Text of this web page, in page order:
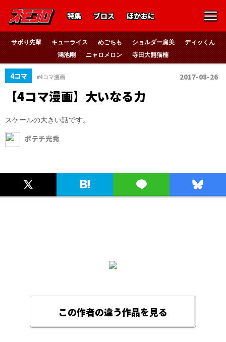
特集 ブロス ほかおに
サボり先輩 キューライス めごちも ショルダー肩美
ディッくん
鴻池剛
ニャロメロン 寺田大熊猫楠
4コマ #4コマ漫画 2017-08-26
【4コマ漫画】大いなる力
スケールの大きい話です。
ポテチ光秀
この作者の違う作品を見る